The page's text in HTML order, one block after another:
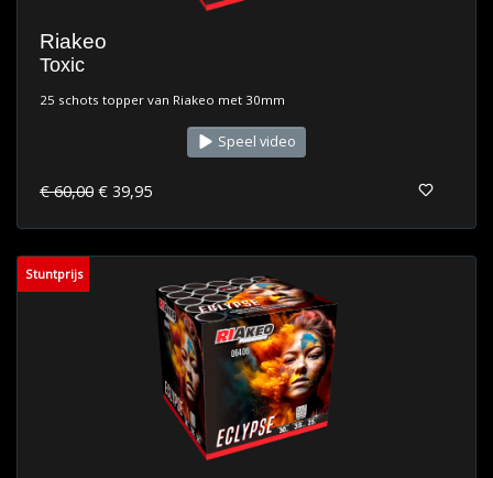
Riakeo
Toxic
25 schots topper van Riakeo met 30mm
Speel video
€ 60,00 € 39,95
Stuntprijs